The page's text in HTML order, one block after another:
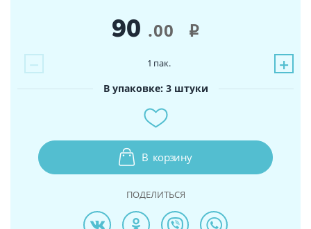
90 .00 i
− +
1 пак.
В упаковке: 3 штуки
В корзину
ПОДЕЛИТЬСЯ